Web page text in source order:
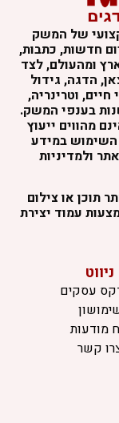
של המשק
חדשות, כתבות,
ומהעולם, לצד
הדגה, גידול
וטרינריה,
בענפי המשק.
מהווים ייעוץ
השימוש במידע
ולמדיניות
תוכן או צילום
עמוד יצירת
ניווט
עסקים
מודעות
קשר